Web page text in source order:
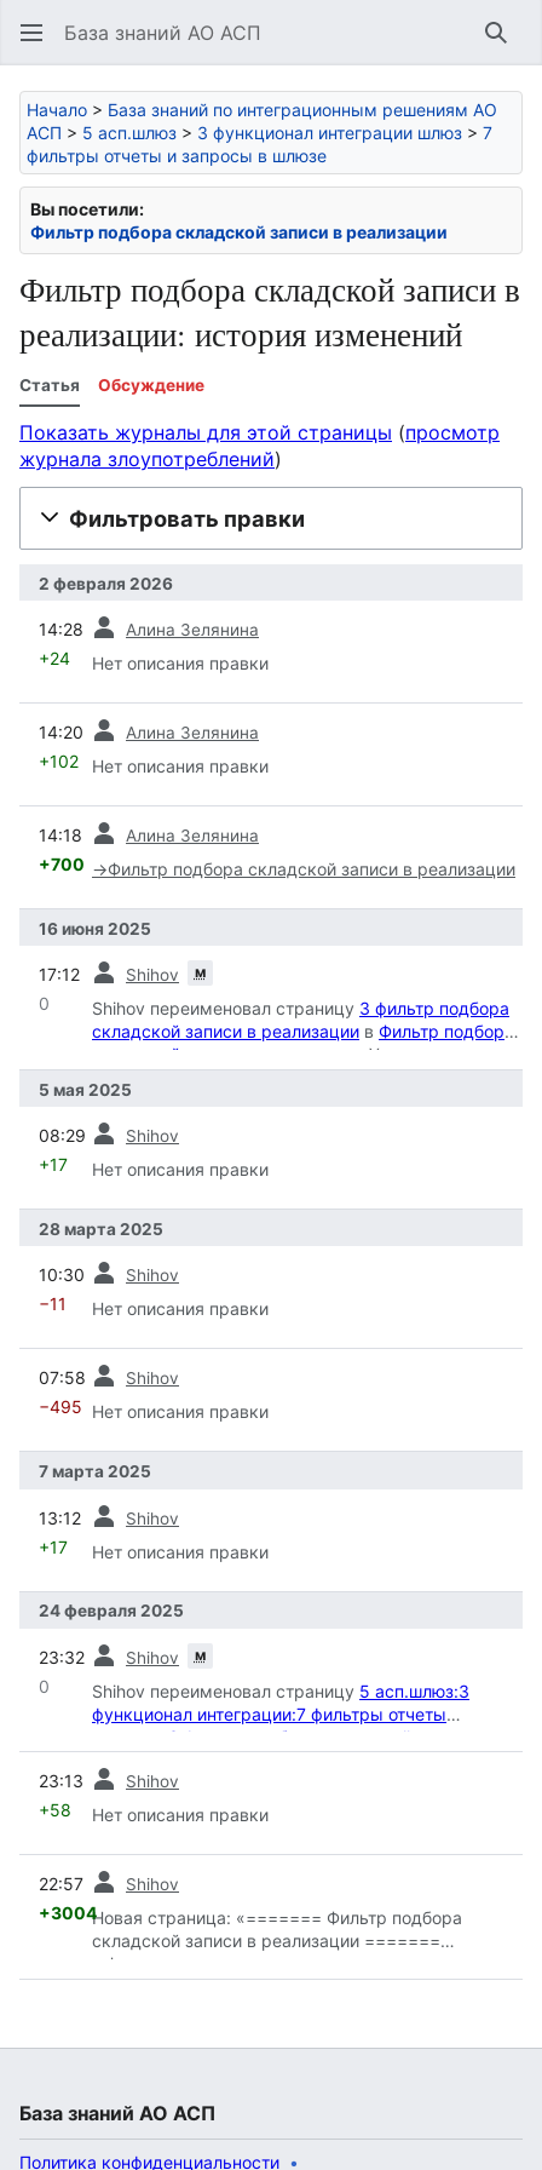
База знаний АО АСП
Начало > База знаний по интеграционным решениям АО
АСП > 5 асп.шлюз > 3 функционал интеграции шлюз > 7
фильтры отчеты и запросы в шлюзе
Вы посетили:
Фильтр подбора складской записи в реализации
Фильтр подбора складской записи в
реализации: история изменений
Статья Обсуждение
Показать журналы для этой страницы (просмотр
журнала злоупотреблений)
Фильтровать правки
2 февраля 2026
14:28 Алина Зелянина
+24 Нет описания правки
14:20 Алина Зелянина
+102 Нет описания правки
14:18 Алина Зелянина
+700 →Фильтр подбора складской записи в реализации
16 июня 2025
17:12 Shihov м
0 Shihov переименовал страницу 3 фильтр подбора
складской записи в реализации в Фильтр подбора
складской записи в реализации
: Удаление номера
5 мая 2025
08:29 Shihov
+17 Нет описания правки
28 марта 2025
10:30 Shihov
−11 Нет описания правки
07:58 Shihov
−495 Нет описания правки
7 марта 2025
13:12 Shihov
+17 Нет описания правки
24 февраля 2025
23:32 Shihov м
0 Shihov переименовал страницу 5 асп.шлюз:3
функционал интеграции:7 фильтры отчеты
запросы:3 фильтр подбора складской записи в
в реализации
23:13 Shihov
+58 Нет описания правки
22:57 Shihov
+3004Новая страница: «======= Фильтр подбора
складской записи в реализации =======
__Фильтры__ - механизмы программы,
выделяющие из данных только те, которые нужны
просмотра объектов, а так же экон...»
База знаний АО АСП
Политика конфиденциальности